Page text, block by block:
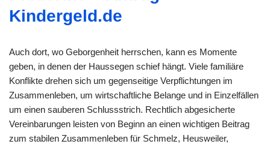
Kindergeld.de
Auch dort, wo Geborgenheit herrschen, kann es Momente
geben, in denen der Haussegen schief hängt. Viele familiäre
Konflikte drehen sich um gegenseitige Verpflichtungen im
Zusammenleben, um wirtschaftliche Belange und in Einzelfällen
um einen sauberen Schlussstrich. Rechtlich abgesicherte
Vereinbarungen leisten von Beginn an einen wichtigen Beitrag
zum stabilen Zusammenleben für Schmelz, Heusweiler,